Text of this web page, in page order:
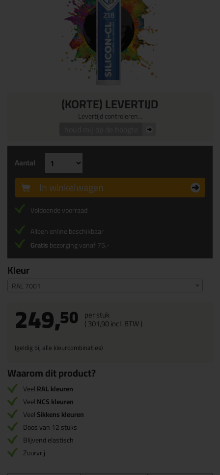
(KORTE) LEVERTIJD
Levertijd controleren...
Kleur
RAL 7001
249,50 per stuk
(301,90incl. BTW )
(geldig bij alle kleurcombinaties)
Aantal
In winkelwagen
Voldoende voorraad
Alleen online beschikbaar
Gratisbezorging vanaf 75,-
Waarom dit product?
VeelRAL kleuren
VeelNCS kleuren
VeelSikkens kleuren
Doos van 12 stuks
Blijvend elastisch
Zuurvrij